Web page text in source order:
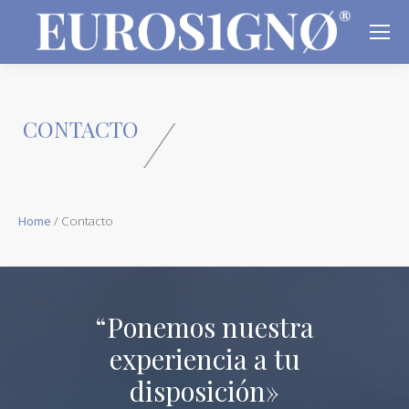
CONTACTO
Home / Contacto
“Ponemos nuestra
experiencia a tu
disposición»